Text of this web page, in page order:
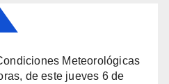
Meteorológicas
de este jueves 6 de